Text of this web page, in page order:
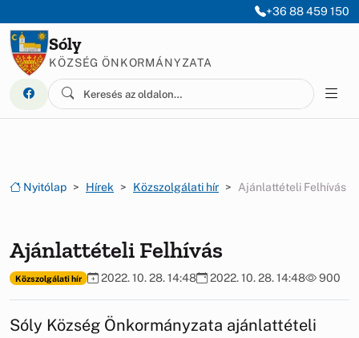
+36 88 459 150
Sóly
KÖZSÉG ÖNKORMÁNYZATA
Nyitólap Hírek Közszolgálati hír Ajánlattételi Felhívás
Ajánlattételi Felhívás
Közszolgálati hír 2022. 10. 28. 14:48 2022. 10. 28. 14:48 900
Sóly Község Önkormányzata ajánlattételi